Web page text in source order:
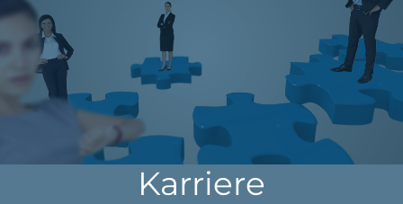
Karriere